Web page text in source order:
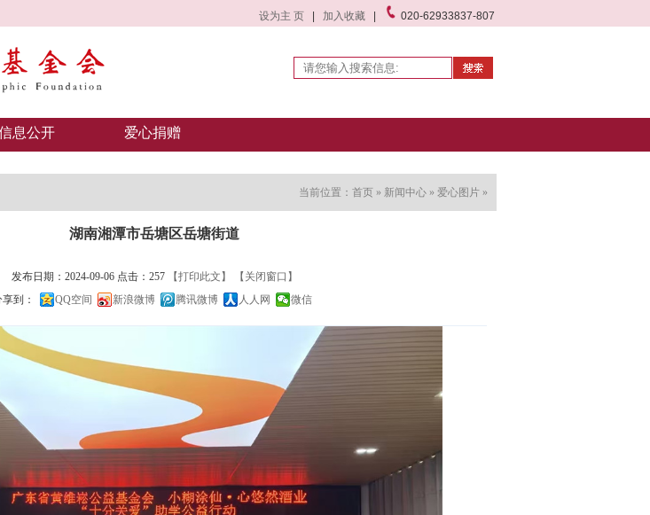
设为主 页| 加入收藏 020-62933837-807
息公开 爱心捐赠
当前位置： 首页 » 新闻中心 » 爱心图片 »
湖南湘潭市岳塘区岳塘街道
发布日期：2024-09-06 点击：257 【打印此文】
【关闭窗口】
到：
QQ空间 新浪微博 腾讯微博 人人网 微信